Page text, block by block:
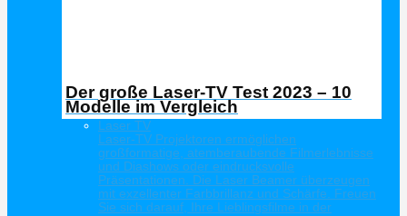
Der große Laser-TV Test 2023 – 10
Modelle im Vergleich
Laser TV
Laser-TV Projektoren ermöglichen
großformatige, atemberaubende Filmerlebnisse
und Diashows oder eindrucksvolle
Präsentationen. Die Laser Beamer überzeugen
mit exzellenter Farbbrillanz und Schärfe. Freuen
Sie sich darauf, Ihre Lieblingsfilme in der